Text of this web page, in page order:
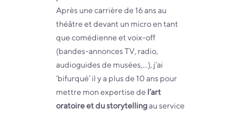
Après une carrière de 16 ans au
théâtre et devant un micro en tant
que comédienne et voix-off
(bandes-annonces TV, radio,
audioguides de musées,…), j’ai
‘bifurqué’ il y a plus de 10 ans pour
mettre mon expertise de l’art
oratoire et du storytellingau service